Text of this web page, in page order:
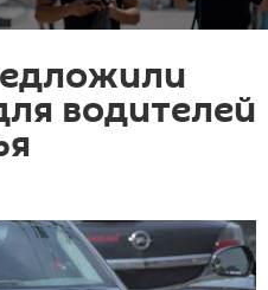
водителей